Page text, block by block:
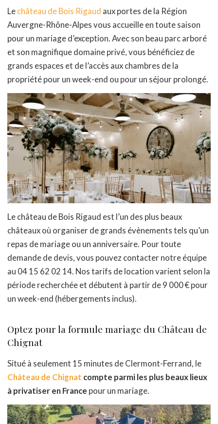
Lechâteau de Bois Rigaud aux portes de la Région
Auvergne-Rhône-Alpes vous accueille en toute saison
pour un mariage d’exception. Avec son beau parc arboré
et son magnifique domaine privé, vous bénéficiez de
grands espaces et de l’accès aux chambres de la
propriété pour un week-end ou pour un séjour prolongé.
Le château de Bois Rigaud est l’un des plus beaux
châteaux où organiser de grands évènements tels qu’un
repas de mariage ou un anniversaire. Pour toute
demande de devis, vous pouvez contacter notre équipe
au 04 15 62 02 14. Nos tarifs de location varient selon la
période recherchée et débutent à partir de 9 000 € pour
un week-end (hébergements inclus).
Optez pour la formule mariage du Château de
Chignat
Situé à seulement 15 minutes de Clermont-Ferrand, le
Château de Chignat compte parmi les plus beaux lieux
à privatiser en France pour un mariage.